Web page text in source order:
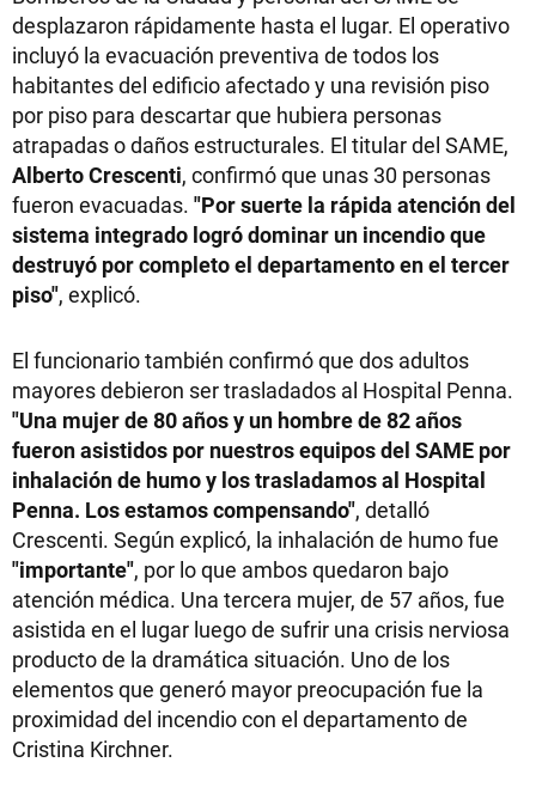
desplazaron rápidamente hasta el lugar. El operativo
incluyó la evacuación preventiva de todos los
habitantes del edificio afectado y una revisión piso
por piso para descartar que hubiera personas
atrapadas o daños estructurales. El titular del SAME,
Alberto Crescenti, confirmó que unas 30 personas
fueron evacuadas. "Por suerte la rápida atención del
sistema integrado logró dominar un incendio que
destruyó por completo el departamento en el tercer
piso", explicó.
El funcionario también confirmó que dos adultos
mayores debieron ser trasladados al Hospital Penna.
"Una mujer de 80 años y un hombre de 82 años
fueron asistidos por nuestros equipos del SAME por
inhalación de humo y los trasladamos al Hospital
Penna. Los estamos compensando", detalló
Crescenti. Según explicó, la inhalación de humo fue
"importante", por lo que ambos quedaron bajo
atención médica. Una tercera mujer, de 57 años, fue
asistida en el lugar luego de sufrir una crisis nerviosa
producto de la dramática situación. Uno de los
elementos que generó mayor preocupación fue la
proximidad del incendio con el departamento de
Cristina Kirchner.